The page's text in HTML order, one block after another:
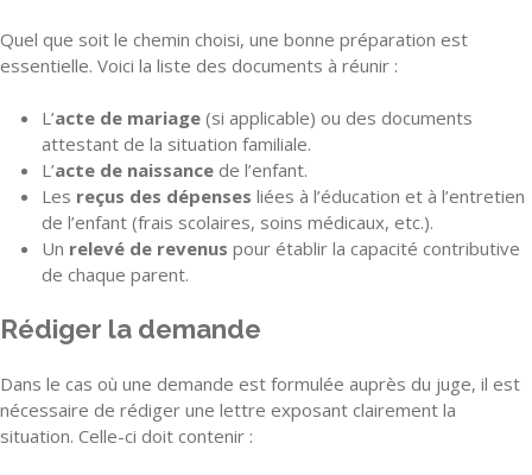
Quel que soit le chemin choisi, une bonne préparation est
essentielle. Voici la liste des documents à réunir :
L’acte de mariage (si applicable) ou des documents
attestant de la situation familiale.
L’acte de naissance de l’enfant.
Les reçus des dépenses liées à l’éducation et à l’entretien
de l’enfant (frais scolaires, soins médicaux, etc.).
Un relevé de revenus pour établir la capacité contributive
de chaque parent.
Rédiger la demande
Dans le cas où une demande est formulée auprès du juge, il est
nécessaire de rédiger une lettre exposant clairement la
situation. Celle-ci doit contenir :